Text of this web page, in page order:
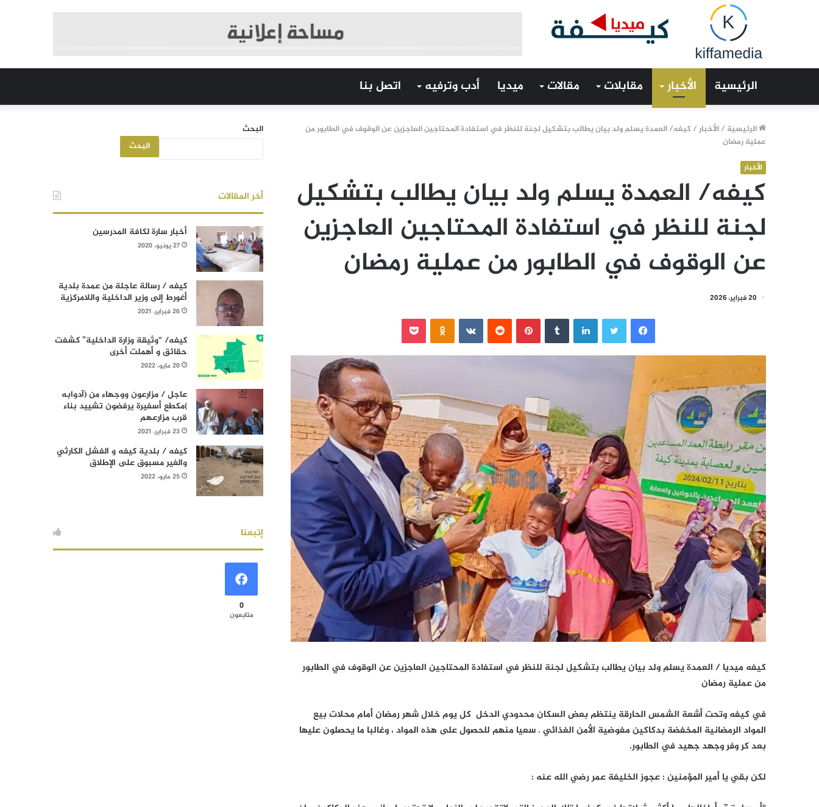
الرئيسية الأخبار مقابلات مقالات ميديا أدب وترفيه اتصل بنا
الرئيسية /الأخبار/كيفه/ العمدة يسلم ولد بيان يطالب بتشكيل لجنة للنظر في استفادة المحتاجين العاجزين عن الوقوف في الطابور من
عملية رمضان
الأخبار
كيفه/ العمدة يسلم ولد بيان يطالب بتشكيل
لجنة للنظر في استفادة المحتاجين العاجزين
عن الوقوف في الطابور من عملية رمضان
20 فبراير، 2026
فيسبوك لينكدإن بينتيريست
كيفه ميديا / العمدة يسلم ولد بيان يطالب بتشكيل لجنة للنظر في استفادة المحتاجين العاجزين عن الوقوف في الطابور
من عملية رمضان
في كيفه وتحت أشعة الشمس الحارقة ينتظم بعض السكان محدودي الدخل كل يوم خلال شهر رمضان أمام محلات بيع
المواد الرمضانية المخفضة بدكاكين مفوضية الأمن الغذائي . سعيا منهم للحصول على هذه المواد ، وغالبا ما يحصلون عليها
بعد كر وفر وجهد جهيد في الطابور.
لكن بقي يا أمير المؤمنين : عجوز الخليفة عمر رضي الله عنه :
البحث
البحث
أخر المقالات
أخبار سارة لكافة المدرسين
27 يونيو، 2020
كيفه / رسالة عاجلة من عمدة بلدية
أغورط إلى وزير الداخلية واللامركزية
26 فبراير، 2021
كيفه/ “وثيقة وزارة الداخلية” كشفت
حقائق و أهملت أخرى
20 مايو، 2022
عاجل / مزارعون ووجهاء من (آدوابه
)مكطع أسفيرة يرفضون تشييد بناء
قرب مزارعهم
23 فبراير، 2021
كيفه / بلدية كيفه و الفشل الكارثي
والغير مسبوق على الإطلاق
25 مايو، 2022
إتبعنا
0
متابعون